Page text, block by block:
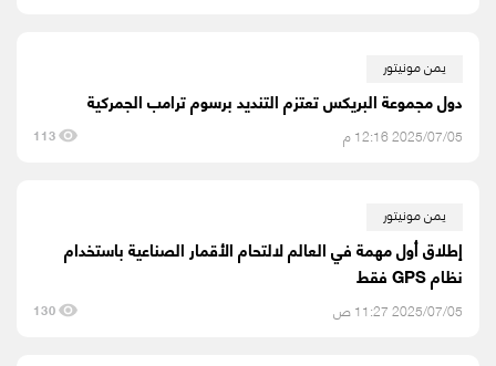
يمن مونيتور
دول مجموعة البريكس تعتزم التنديد برسوم ترامب الجمركية
2025/07/05 12:16 م 113
يمن مونيتور
إطلاق أول مهمة في العالم لالتحام الأقمار الصناعية باستخدام
نظام GPS فقط
2025/07/05 11:27 ص 130